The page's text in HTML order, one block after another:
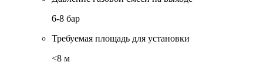
6-8 бар
Требуемая площадь для установки
<8 м